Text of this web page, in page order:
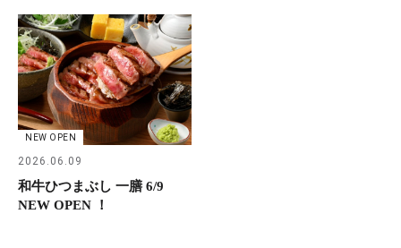
NEW OPEN
2026.06.09
和牛ひつまぶし 一膳 6/9
NEW OPEN ！